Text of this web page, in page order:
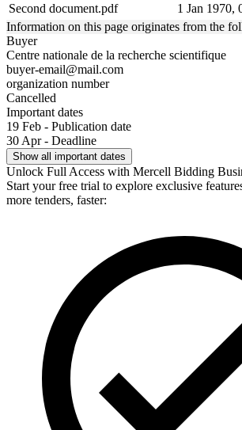
Second document.pdf
1 Jan 1970,
Information on this page originates from the
Buyer
Centre nationale de la recherche scientifique
buyer-email@mail.com
organization number
Cancelled
Important dates
19 Feb - Publication date
30 Apr - Deadline
Show all important dates
Unlock Full Access with Mercell Bidding
Start your free trial to explore exclusive
more tenders, faster: